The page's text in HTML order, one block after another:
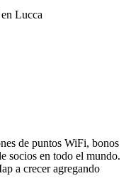
Lucca
de puntos WiFi, bonos
socios en todo el mundo.
a crecer agregando